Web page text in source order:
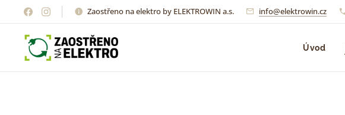
Zaostřeno na elektro by ELEKTROWIN a.s. info@elektrowin.cz
Úvod